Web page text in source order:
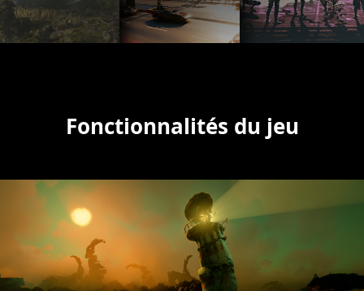
Fonctionnalités du jeu